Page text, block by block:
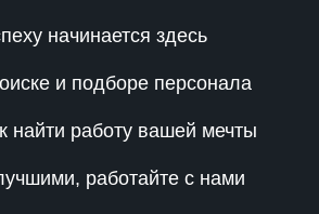
начинается здесь
и подборе персонала
найти работу вашей мечты
работайте с нами